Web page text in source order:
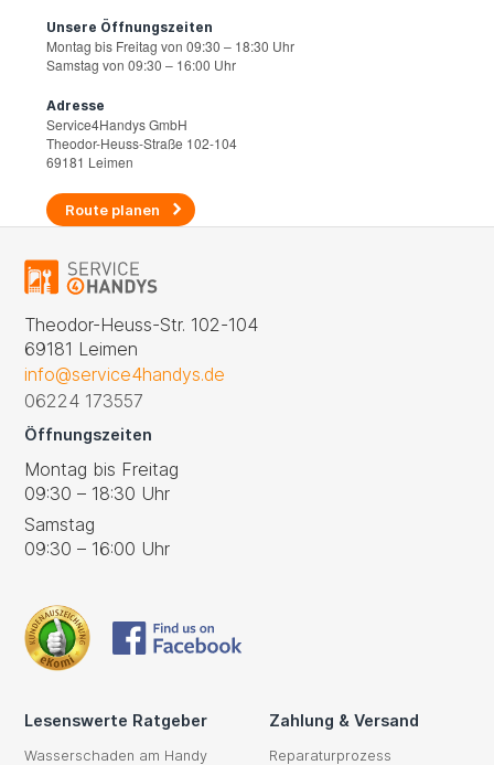
Unsere Öffnungszeiten
Montag bis Freitag von 09:30 – 18:30 Uhr
Samstag von 09:30 – 16:00 Uhr
Adresse
Service4Handys GmbH
Theodor-Heuss-Straße 102-104
69181 Leimen
Route planen
Theodor-Heuss-Str. 102-104
69181 Leimen
info@service4handys.de
06224 173557
Öffnungszeiten
Montag bis Freitag
09:30 – 18:30 Uhr
Samstag
09:30 – 16:00 Uhr
Lesenswerte Ratgeber
Wasserschaden am Handy
Zahlung & Versand
Reparaturprozess